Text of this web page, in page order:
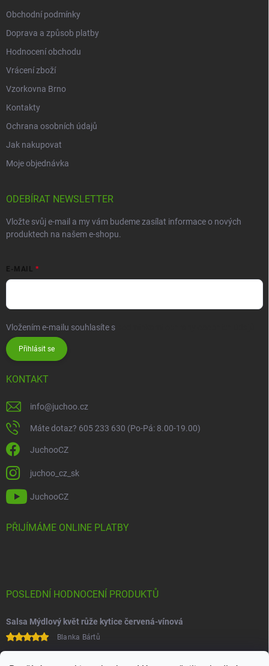
Obchodní podmínky
Doprava a způsob platby
Hodnocení obchodu
Vrácení zboží
Vzorkovna Brno
Kontakty
Ochrana osobních údajů
Jak nakupovat
Moje objednávka
ODEBÍRAT NEWSLETTER
Vložte svůj e-mail a my vám budeme zasílat informace o nových
produktech na našem e-shopu.
E-MAIL
Vložením e-mailu souhlasíte s
Přihlásit se
KONTAKT
info@juchoo.cz
Máte dotaz? 605 233 630 (Po-Pá: 8.00-19.00)
JuchooCZ
juchoo_cz_sk
JuchooCZ
PŘIJÍMÁME ONLINE PLATBY
POSLEDNÍ HODNOCENÍ PRODUKTŮ
Salsa Mýdlový květ růže kytice červená-vínová
Blanka Bártů